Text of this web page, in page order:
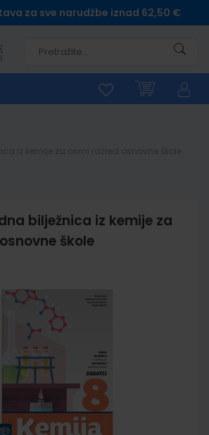
za sve narudžbe iznad 62,50 €
bilježnica iz kemije za
škole